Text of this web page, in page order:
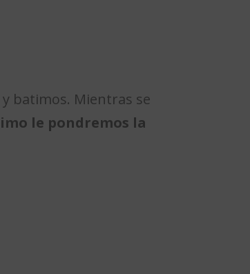
batimos. Mientras se
le pondremos la